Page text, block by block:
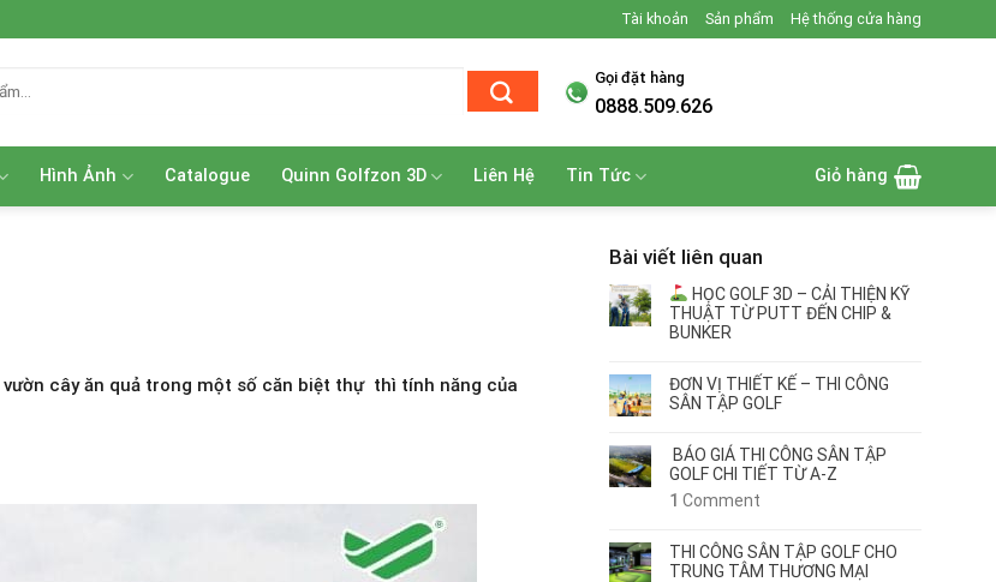
Tài khoản Sản phẩm Hệ thống cửa hàng
Gọi đặt hàng
0888.509.626
Hình Ảnh Catalogue Quinn Golfzon 3D Liên Hệ Tin Tức Giỏ hàng
cây ăn quả trong một số căn biệt thự thì tính năng của
Bài viết liên quan
HỌC GOLF 3D – CẢI THIỆN KỸ
THUẬT TỪ PUTT ĐẾN CHIP &
BUNKER
ĐƠN VỊ THIẾT KẾ – THI CÔNG
SÂN TẬP GOLF
BÁO GIÁ THI CÔNG SÂN TẬP
GOLF CHI TIẾT TỪ A-Z
1 Comment
THI CÔNG SÂN TẬP GOLF CHO
TRUNG TÂM THƯƠNG MẠI